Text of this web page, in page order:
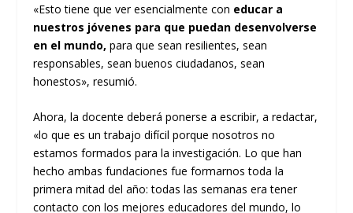
«Esto tiene que ver esencialmente con educar a
nuestros jóvenes para que puedan desenvolverse
en el mundo, para que sean resilientes, sean
responsables, sean buenos ciudadanos, sean
honestos», resumió.
Ahora, la docente deberá ponerse a escribir, a redactar,
«lo que es un trabajo difícil porque nosotros no
estamos formados para la investigación. Lo que han
hecho ambas fundaciones fue formarnos toda la
primera mitad del año: todas las semanas era tener
contacto con los mejores educadores del mundo, lo